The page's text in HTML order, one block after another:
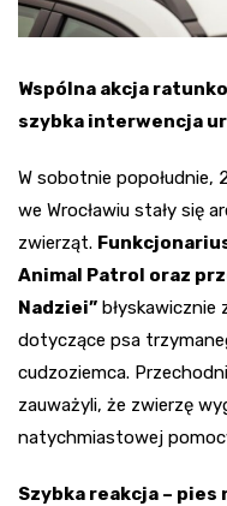
Wspólna akcja
szybka interwencja
W sobotnie popołudnie,
we Wrocławiu stały się
zwierząt.
Animal Patrol oraz
Nadziei” błyskawicznie
dotyczące psa
cudzoziemca.
zauważyli, że zwierzę
natychmiastowej
Szybka reakcja –